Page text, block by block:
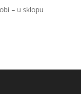
– u sklopu